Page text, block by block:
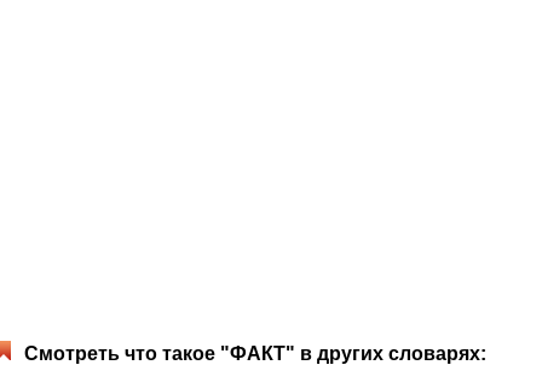
Смотреть что такое "ФАКТ" в других словарях: